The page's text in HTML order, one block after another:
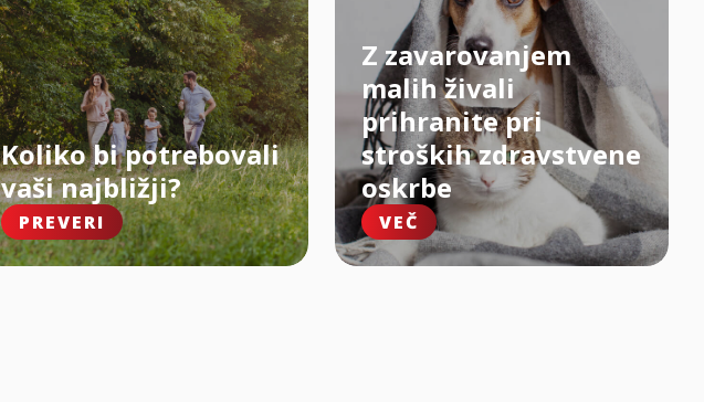
Koliko bi potrebovali
vaši najbližji?
PREVERI
Z zavarovanjem
malih živali
prihranite pri
stroških zdravstvene
oskrbe
VEČ